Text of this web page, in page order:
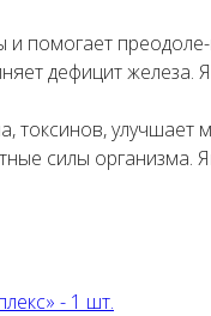
помогает
дефицит
токсинов, улучшает
силы организма.
- 1 шт.